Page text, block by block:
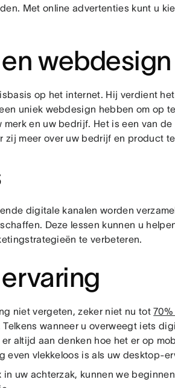
Met online advertenties kunt u
webdesign
op het internet. Hij verdient
uniek webdesign hebben om op
en uw bedrijf. Het is een van
zij meer over uw bedrijf en product
digitale kanalen worden
Deze lessen kunnen u
te verbeteren.
niet vergeten, zeker niet nu tot70%
wanneer u overweegt iets
altijd aan denken hoe het er op
even vlekkeloos is als uw desktop-
uw achterzak, kunnen we